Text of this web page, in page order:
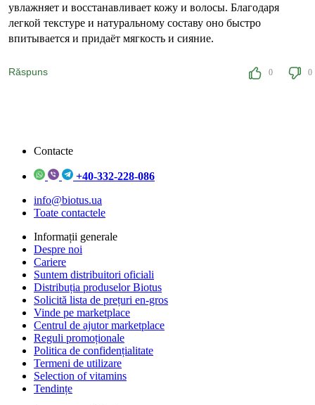
увлажняет и восстанавливает кожу и волосы. Благодаря
легкой текстуре и натуральному составу оно быстро
впитывается и придаёт мягкость и сияние.
Răspuns 0 0
Contacte
+40-332-228-086
info@biotus.ua
Toate contactele
Informații generale
Despre noi
Cariere
Suntem distribuitori oficiali
Distribuția produselor Biotus
Solicită lista de prețuri en-gros
Vinde pe marketplace
Centrul de ajutor marketplace
Reguli promoționale
Politica de confidențialitate
Termeni de utilizare
Selection of vitamins
Tendințe